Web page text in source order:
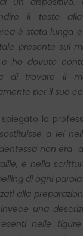
il testo
è stata lunga
presente sul
ho dovuto
di trovare il
per il suo
la
a lei
non era
e nella
di ogni
alla
invece una
nelle